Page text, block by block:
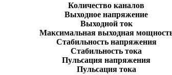
Количество каналов
Выходное напряжение
Выходной ток
Максимальная выходная
Стабильность напряжения
Стабильность тока
Пульсация напряжения
Пульсация тока